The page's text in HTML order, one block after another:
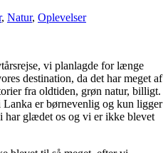
, Natur, Oplevelser
vi planlagde for længe
destination, da det har meget af
fra oldtiden, grøn natur, billigt.
er børnevenlig og kun ligger
har glædet os og vi er ikke blevet